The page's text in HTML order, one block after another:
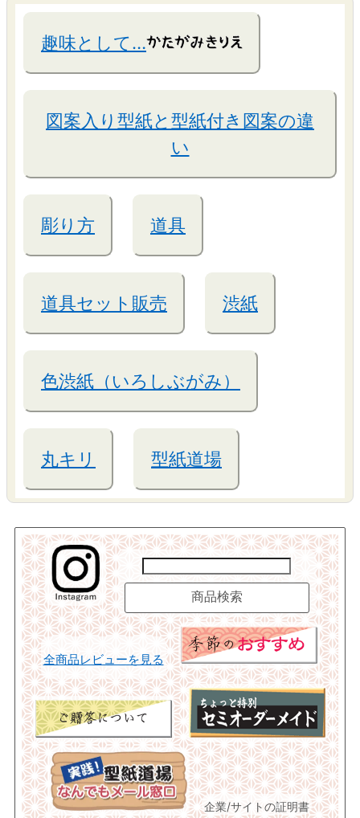
趣味として…
図案入り型紙と型紙付き図案の違
い
彫り方 道具
道具セット販売 渋紙
色渋紙（いろしぶがみ）
丸キリ 型紙道場
全商品レビューを見る
企業/サイトの証明書